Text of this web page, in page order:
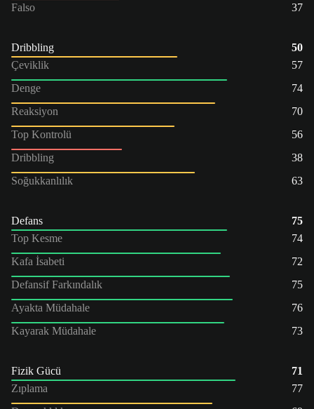
Falso
37
Dribbling
50
Çeviklik
57
Denge
74
Reaksiyon
70
Top Kontrolü
56
Dribbling
38
Soğukkanlılık
63
Defans
75
Top Kesme
74
Kafa İsabeti
72
Defansif Farkındalık
75
Ayakta Müdahale
76
Kayarak Müdahale
73
Fizik Gücü
71
Zıplama
77